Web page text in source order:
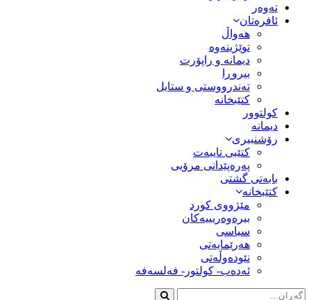
تەوەر
ئافرەتان
هەواڵ
توێژینەوە
دیمانە و راپۆرت
بیروڕا
تەندرووستی و ستایل
کتێبخانە
کولتوور
دیمانە
رۆشنبیری
کتێبی تایبەت
پەرەپێدانی مرۆیی
بابەتی گشتی
کتێبخانە
مێژووى کورد
بیرەوەریییەکان
سیاسى
هەرێمایەتی
نێودەوڵەتی
ئەدەب- کولتور- فەلسەفە